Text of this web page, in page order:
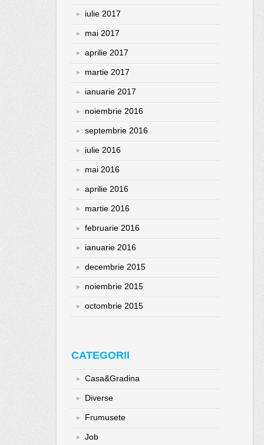
iulie 2017
mai 2017
aprilie 2017
martie 2017
ianuarie 2017
noiembrie 2016
septembrie 2016
iulie 2016
mai 2016
aprilie 2016
martie 2016
februarie 2016
ianuarie 2016
decembrie 2015
noiembrie 2015
octombrie 2015
CATEGORII
Casa&Gradina
Diverse
Frumusete
Job